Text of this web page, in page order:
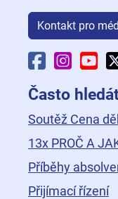
Kontakt pro
Facebook
Často
Soutěž Cena
13x PROČ A
Příběhy
Přijímací řízení